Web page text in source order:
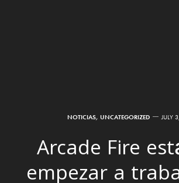
NOTICIAS, UNCATEGORIZED JULY
Arcade Fire
empezar a